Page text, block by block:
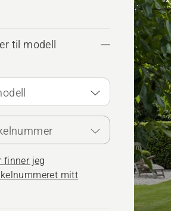
til modell
finner jeg
mitt